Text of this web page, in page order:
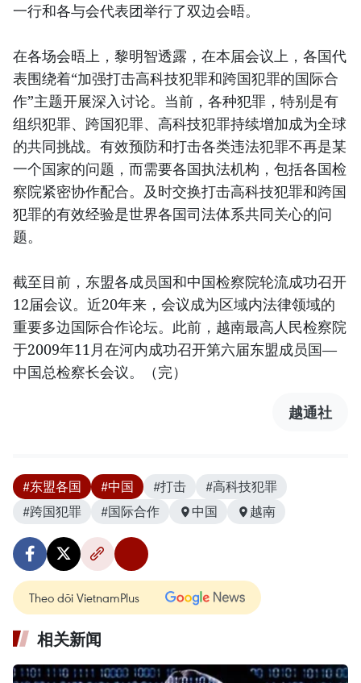
一行和各与会代表团举行了双边会晤。
在各场会晤上，黎明智透露，在本届会议上，各国代
表围绕着“加强打击高科技犯罪和跨国犯罪的国际合
作”主题开展深入讨论。当前，各种犯罪，特别是有
组织犯罪、跨国犯罪、高科技犯罪持续增加成为全球
的共同挑战。有效预防和打击各类违法犯罪不再是某
一个国家的问题，而需要各国执法机构，包括各国检
察院紧密协作配合。及时交换打击高科技犯罪和跨国
犯罪的有效经验是世界各国司法体系共同关心的问
题。
截至目前，东盟各成员国和中国检察院轮流成功召开
12届会议。近20年来，会议成为区域内法律领域的
重要多边国际合作论坛。此前，越南最高人民检察院
于2009年11月在河内成功召开第六届东盟成员国—
中国总检察长会议。（完）
越通社
#东盟各国 #中国 #打击
#高科技犯罪
#跨国犯罪
#国际合作 中国 越南
Theo dõi VietnamPlus
相关新闻